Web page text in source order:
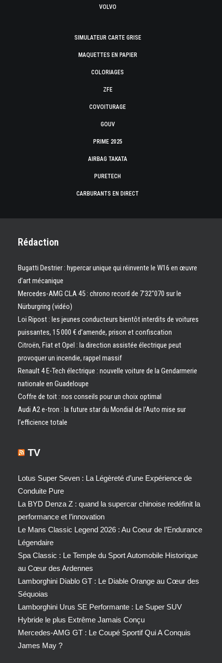
VOLVO
SIMULATEUR CARTE GRISE
MAQUETTES EN PAPIER
COLORIAGES
ZFE
COVOITURAGE
GOUV
PRIME 2025
AIRBAG TAKATA
PURETECH
CARBURANTS EN DIRECT
Rédaction
Bugatti Destrier : hypercar unique qui réinvente le W16 en œuvre
d’art mécanique
Mercedes-AMG CLA 45 : chrono record de 7’32″070 sur le
Nürburgring (vidéo)
Loi Ripost : les jeunes conducteurs bientôt interdits de voitures
puissantes, 15 000 € d’amende, prison et confiscation
Citroën, Fiat et Opel : la direction assistée électrique peut
provoquer un incendie, rappel massif
Renault 4 E-Tech électrique : nouvelle voiture de la Gendarmerie
nationale en Guadeloupe
Coffre de toit : nos conseils pour un choix optimal
Audi A2 e-tron : la future star du Mondial de l’Auto mise sur
l’efficience totale
TV
Lotus Super Seven : La Légèreté d’une Expérience de
Conduite Pure
La BYD Denza Z : quand la supercar chinoise redéfinit la
performance et l’innovation
Le Mans Classic Legend 2026 : Au Coeur de l’Endurance
Légendaire
Spa Classic : Le Temple du Sport Automobile Historique
au Cœur des Ardennes
Lamborghini Diablo GT : Le Diable Orange au Cœur des
Séquoias
Lamborghini Urus SE Performante : Le Super SUV
Hybride le plus Extrême Jamais Conçu
Mercedes-AMG GT : Le Coupé Sportif Qui A Conquis
James May ?